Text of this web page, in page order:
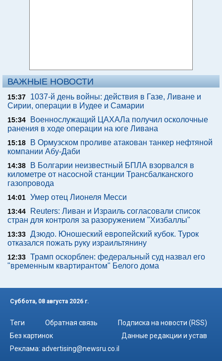
ВАЖНЫЕ НОВОСТИ
15:37
1037-й день войны: действия в Газе, Ливане и
Сирии, операции в Иудее и Самарии
15:34
Военнослужащий ЦАХАЛа получил осколочные
ранения в ходе операции на юге Ливана
15:18
В Ормузском проливе атакован танкер нефтяной
компании Абу-Даби
14:38
В Болгарии неизвестный БПЛА взорвался в
километре от насосной станции Трансбалканского
газопровода
14:01 Умер отец Лионеля Месси
13:44
Reuters: Ливан и Израиль согласовали список
стран для контроля за разоружением "Хизбаллы"
13:33 Дзюдо. Юношеский европейский кубок. Турок
отказался пожать руку израильтянину
12:33 Трамп оскорблен: федеральный суд назвал его
"временным квартирантом" Белого дома
Суббота, 08 августа 2026 г.
Теги Обратная связь
Подписка на новости (RSS)
Без картинок
Данные редакции и устав
Реклама: advertising@newsru.co.il